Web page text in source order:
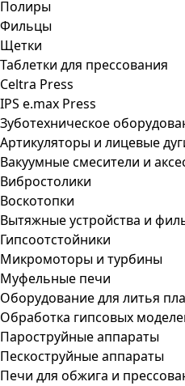
Полиры
Фильцы
Щетки
Таблетки для прессования
Celtra Press
IPS e.max Press
Зуботехническое
Артикуляторы и лицевые
Вакуумные смесители и
Вибростолики
Воскотопки
Вытяжные устройства и
Гипсоотстойники
Микромоторы и турбины
Муфельные печи
Оборудование для литья
Обработка гипсовых
Пароструйные аппараты
Пескоструйные аппараты
Печи для обжига и